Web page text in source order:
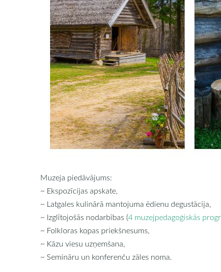
Muzeja piedāvājums:
~ Ekspozīcijas apskate,
~ Latgales kulinārā mantojuma ēdienu degustācija,
~ Izglītojošās nodarbības (4 muzejpedagoģiskās
~ Folkloras kopas priekšnesums,
~ Kāzu viesu uzņemšana,
~ Semināru un konferenču zāles noma.